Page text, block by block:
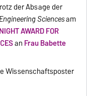
der Absage der
Sciencesam
AWARD FOR
an Frau Babette
Wissenschaftsposter